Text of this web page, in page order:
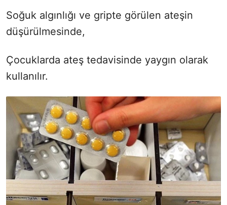
Soğuk algınlığı ve gripte görülen ateşin
düşürülmesinde,
Çocuklarda ateş tedavisinde yaygın olarak
kullanılır.